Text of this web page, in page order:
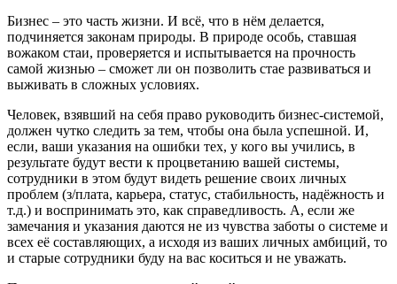
Бизнес – это часть жизни. И всё, что в нём делается,
подчиняется законам природы. В природе особь, ставшая
вожаком стаи, проверяется и испытывается на прочность
самой жизнью – сможет ли он позволить стае развиваться и
выживать в сложных условиях.
Человек, взявший на себя право руководить бизнес-системой,
должен чутко следить за тем, чтобы она была успешной. И,
если, ваши указания на ошибки тех, у кого вы учились, в
результате будут вести к процветанию вашей системы,
сотрудники в этом будут видеть решение своих личных
проблем (з/плата, карьера, статус, стабильность, надёжность и
т.д.) и воспринимать это, как справедливость. А, если же
замечания и указания даются не из чувства заботы о системе и
всех её составляющих, а исходя из ваших личных амбиций, то
и старые сотрудники буду на вас коситься и не уважать.